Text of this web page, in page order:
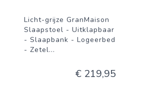
Licht-grijze GranMaison
Slaapstoel - Uitklapbaar
- Slaapbank - Logeerbed
- Zetel...
€ 219,95